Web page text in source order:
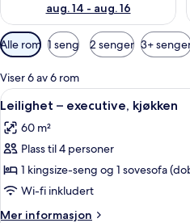
aug. 14 - aug. 16
Tilgjengelige
filtre
for
rom
Alle rom 1 seng 2 senger 3+
Viser 6 av 6 rom
Åpne
alle
bildene
av
Leilighet
–
executive,
7
Leilighet – executive, kjøkken
60 m²
Plass til 4 personer
1 kingsize-seng og 1 sovesofa
Wi-fi inkludert
Mer informasjon
Mer